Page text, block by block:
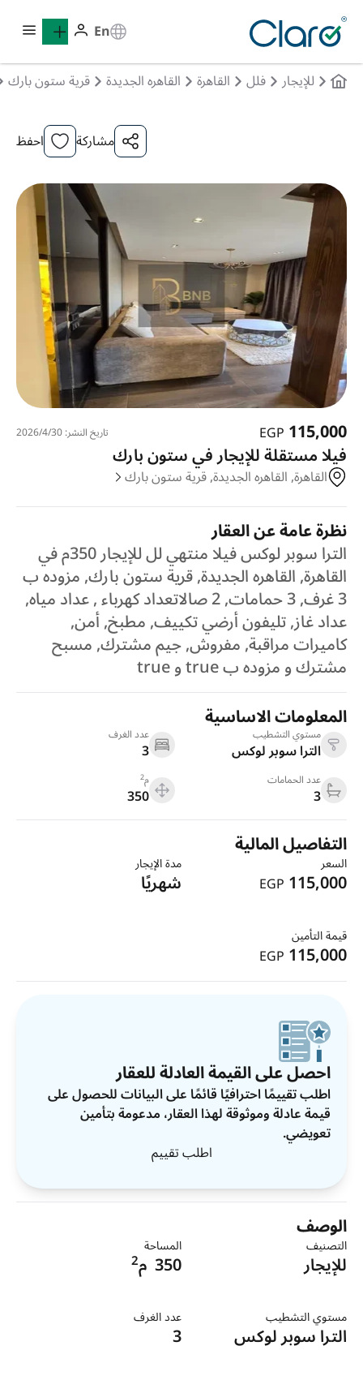
En
للإيجار فلل القاهرة القاهره الجديدة قرية ستون بارك
مشاركة احفظ
115,000
EGP تاريخ النشر: 30‏‏/4‏‏/2026
فيلا مستقلة للإيجار في ستون بارك
القاهرة, القاهره الجديدة, قرية ستون بارك
نظرة عامة عن العقار
الترا سوبر لوكس فيلا منتهي لل للإيجار 350م في
القاهرة, القاهره الجديدة, قرية ستون بارك, مزوده ب
3 غرف, 3 حمامات, 2 صالاتعداد كهرباء , عداد مياه,
عداد غاز, تليفون أرضي تكييف, مطبخ, أمن,
كاميرات مراقبة, مفروش, جيم مشترك, مسبح
مشترك و مزوده ب true و true
المعلومات الاساسية
مستوي التشطيب
الترا سوبر لوكس
عدد الغرف
3
عدد الحمامات
3
م2
350
التفاصيل المالية
السعر
115,000
EGP
مدة الإيجار
شهريًا
قيمة التأمين
115,000
EGP
احصل على القيمة العادلة للعقار
اطلب تقييمًا احترافيًا قائمًا على البيانات للحصول على
قيمة عادلة وموثوقة لهذا العقار، مدعومة بتأمين
تعويضي.
اطلب تقييم
الوصف
التصنيف
للإيجار
المساحة
350 م2
مستوي التشطيب
الترا سوبر لوكس
عدد الغرف
3